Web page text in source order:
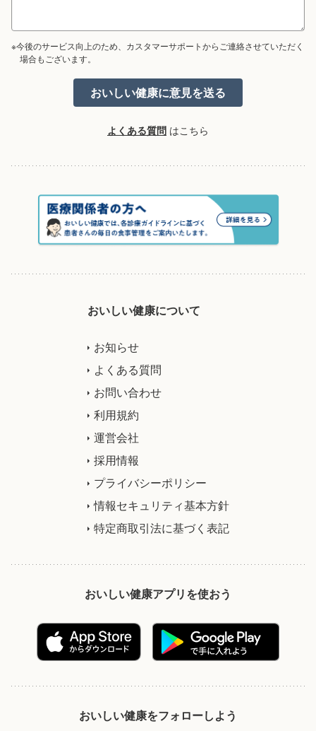
※今後のサービス向上のため、カスタマーサポートからご連絡させていただく
場合もございます。
よくある質問 はこちら
おいしい健康について
お知らせ
よくある質問
お問い合わせ
利用規約
運営会社
採用情報
プライバシーポリシー
情報セキュリティ基本方針
特定商取引法に基づく表記
おいしい健康アプリを使おう
おいしい健康をフォローしよう